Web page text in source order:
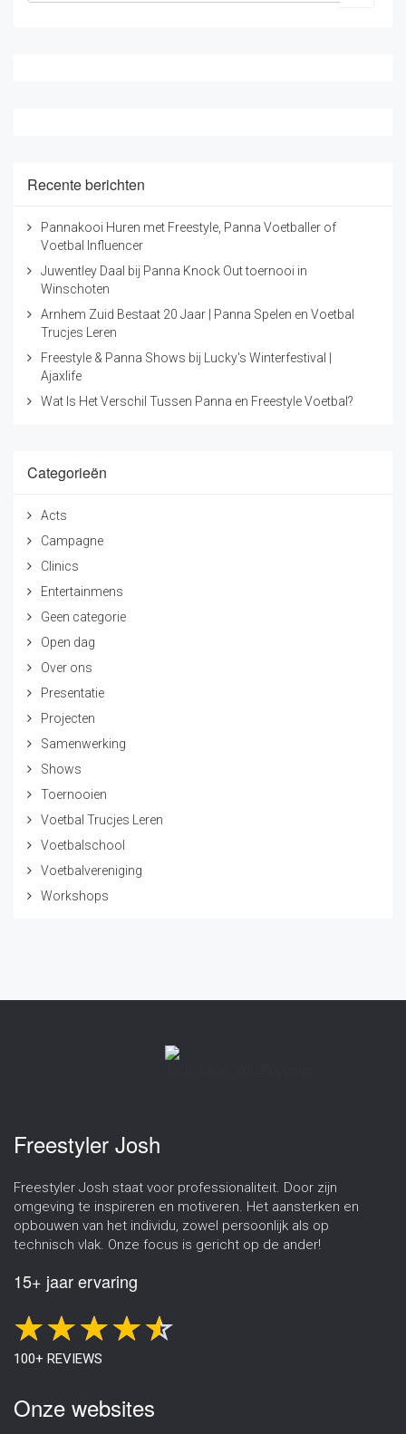
Recente berichten
Pannakooi Huren met Freestyle, Panna Voetballer of
Voetbal Influencer
Juwentley Daal bij Panna Knock Out toernooi in
Winschoten
Arnhem Zuid Bestaat 20 Jaar | Panna Spelen en Voetbal
Trucjes Leren
Freestyle & Panna Shows bij Lucky's Winterfestival |
Ajaxlife
Wat Is Het Verschil Tussen Panna en Freestyle Voetbal?
Categorieën
Acts
Campagne
Clinics
Entertainmens
Geen categorie
Open dag
Over ons
Presentatie
Projecten
Samenwerking
Shows
Toernooien
Voetbal Trucjes Leren
Voetbalschool
Voetbalvereniging
Workshops
Freestyler Josh
Freestyler Josh staat voor professionaliteit. Door zijn
omgeving te inspireren en motiveren. Het aansterken en
opbouwen van het individu, zowel persoonlijk als op
technisch vlak. Onze focus is gericht op de ander!
15+ jaar ervaring
100+ REVIEWS
Onze websites